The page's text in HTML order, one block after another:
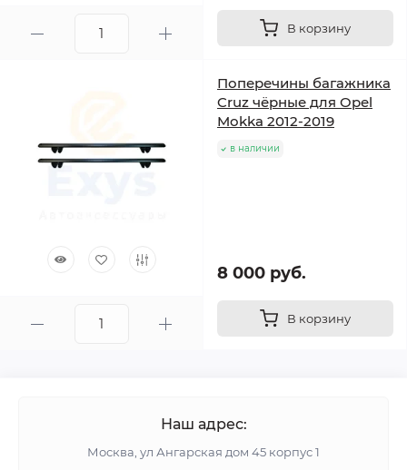
В корзину
Поперечины багажника
Cruz чёрные для Opel
Mokka 2012-2019
в наличии
8 000 руб.
В корзину
Наш адрес:
Москва, ул Ангарская дом 45 корпус 1